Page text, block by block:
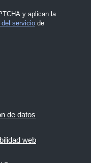
y aplican la
serviciode
de datos
web